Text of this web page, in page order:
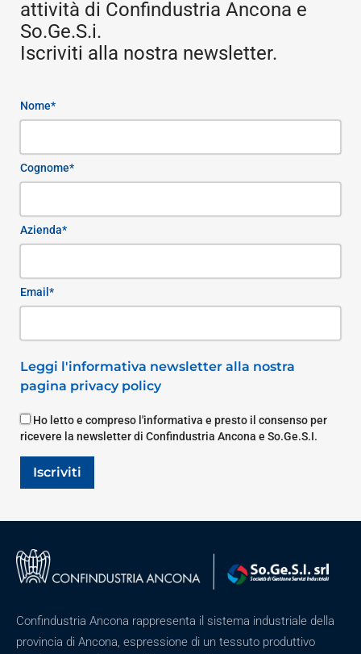
attività di Confindustria Ancona e
So.Ge.S.i.
Iscriviti alla nostra newsletter.
Nome*
Cognome*
Azienda*
Email*
Leggi l'informativa newsletter alla nostra
pagina privacy policy
Ho letto e compreso l'informativa e presto il consenso per
ricevere la newsletter di Confindustria Ancona e So.Ge.S.I.
Iscriviti
Confindustria Ancona rappresenta il sistema industriale della
provincia di Ancona, espressione di un tessuto produttivo